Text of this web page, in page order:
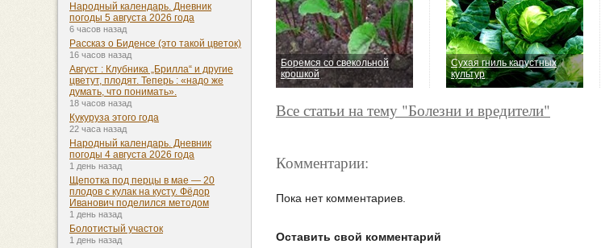
Боремся со свекольной
крошкой
Сухая гниль капустных
культур
Все статьи на тему "Болезни и вредители"
Комментарии:
Пока нет комментариев.
Оставить свой комментарий
Народный календарь. Дневник
погоды 5 августа 2026 года
6 часов назад
Рассказ о Биденсе (это такой цветок)
16 часов назад
Август : Клубника „Брилла“ и другие
цветут, плодят. Теперь : «надо же
думать, что понимать».
18 часов назад
Кукуруза этого года
22 часа назад
Народный календарь. Дневник
погоды 4 августа 2026 года
1 день назад
Щепотка под перцы в мае — 20
плодов с кулак на кусту. Фёдор
Иванович поделился методом
1 день назад
Болотистый участок
1 день назад